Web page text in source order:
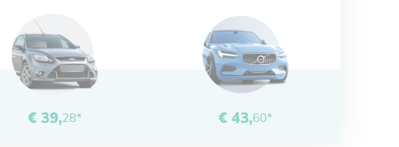
€ 39,28* € 43,60*